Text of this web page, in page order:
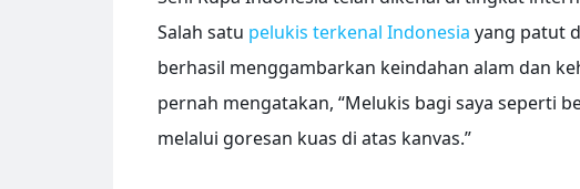
Salah satu pelukis terkenal Indonesia yang patut
berhasil menggambarkan keindahan alam dan
pernah mengatakan, “Melukis bagi saya seperti
melalui goresan kuas di atas kanvas.”